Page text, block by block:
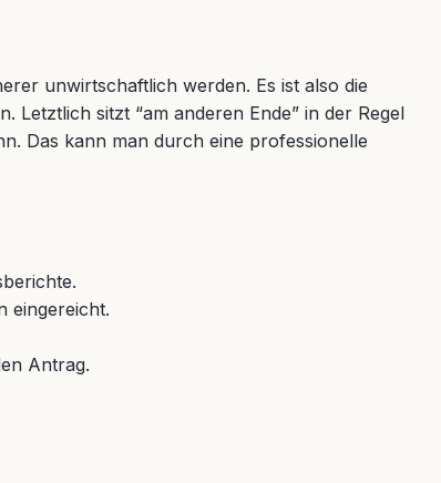
unwirtschaftlich werden. Es ist also die
sitzt “am anderen Ende” in der Regel
Das kann man durch eine professionelle
eingereicht.
Antrag.